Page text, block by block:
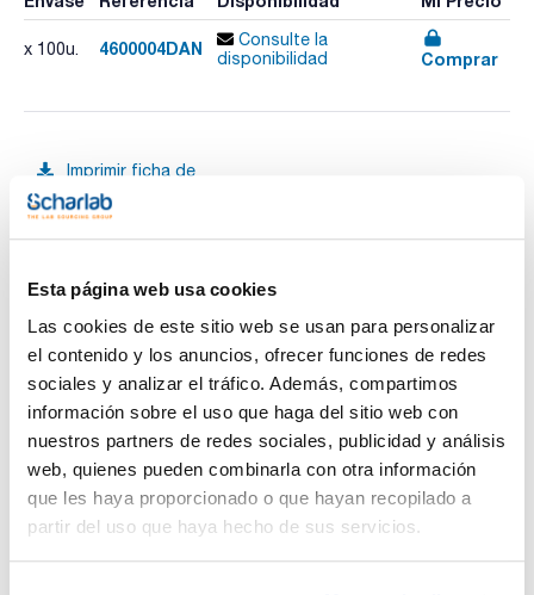
Esta página web usa cookies
Las cookies de este sitio web se usan para personalizar
el contenido y los anuncios, ofrecer funciones de redes
sociales y analizar el tráfico. Además, compartimos
información sobre el uso que haga del sitio web con
nuestros partners de redes sociales, publicidad y análisis
web, quienes pueden combinarla con otra información
que les haya proporcionado o que hayan recopilado a
partir del uso que haya hecho de sus servicios.
x 100u. 4600004DAN
Consulte la
disponibilidad
Comprar
Imprimir ficha de
producto
Características
Pack (u.) : 100
Tetinas de goma látex tipo chupete
Ver más
Documentación técnica
TDS / Ficha técnica
Regístrate para
descargas
COA
Regístrate para
descargas
SDS/ Hoja de seguridad